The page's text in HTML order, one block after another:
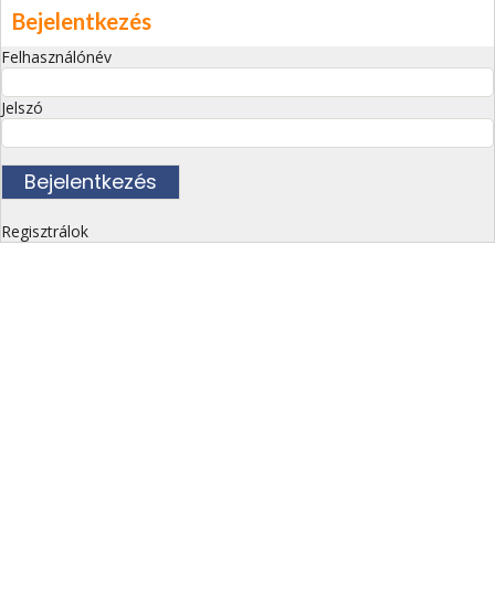
Bejelentkezés
Felhasználónév
Jelszó
Regisztrálok